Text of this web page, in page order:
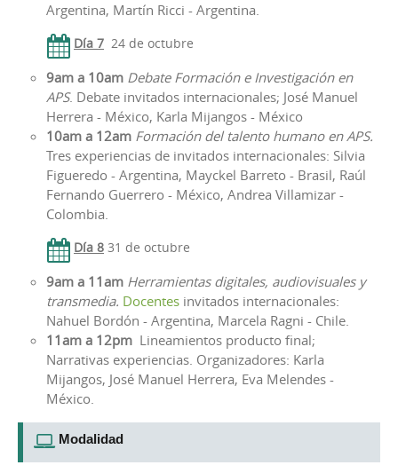
Argentina, Martín Ricci - Argentina.
Día 7 24 de octubre
9am a 10am Debate Formación e Investigación en
APS. Debate invitados internacionales; José Manuel
Herrera - México, Karla Mijangos - México
10am a 12am Formación del talento humano en APS.
Tres experiencias de invitados internacionales: Silvia
Figueredo - Argentina, Mayckel Barreto - Brasil, Raúl
Fernando Guerrero - México, Andrea Villamizar -
Colombia.
Día 8 31 de octubre
9am a 11am Herramientas digitales, audiovisuales y
transmedia. Docentes invitados internacionales:
Nahuel Bordón - Argentina, Marcela Ragni - Chile.
11am a 12pm Lineamientos producto final;
Narrativas experiencias. Organizadores: Karla
Mijangos, José Manuel Herrera, Eva Melendes -
México.
Modalidad